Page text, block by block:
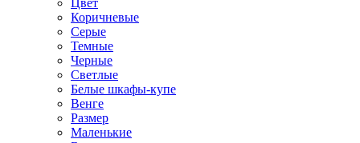
Цвет
Коричневые
Серые
Темные
Черные
Светлые
Белые шкафы-купе
Венге
Размер
Маленькие